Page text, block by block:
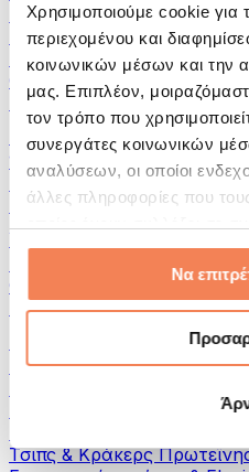
Χρησιμοποιούμε cookie για
περιεχομένου και
κοινωνικών μέσων και την
μας. Επιπλέον,
τον τρόπο που
συνεργάτες κοινωνικών
αναλύσεων, οι οποίοι
άλλες πληροφορίες που
χρήση των υπηρεσιών τους.
Να
Αυγά
Ψωμί & Αρτοσκευάσματα
Κρέας
Οσπρια
Άλλα Fitness Τρόφιμα
Βούτυρα Ξηρών Καρπών
100% Βούτυρα Ξηρών
Γλυκά Βούτυρα Ξηρών
Πρωτεϊνικά Βούτυρα
Υπερτροφές
Πράσινες Υπερτροφές
Φυτικές Ίνες
Άλλες Υπερτροφές
Μπάρες Πρωτεΐνης
Τσιπς & Kράκερς